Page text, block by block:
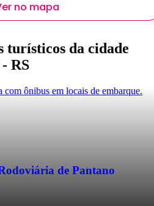
no mapa
turísticos da cidade
RS
de Pantano